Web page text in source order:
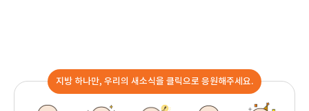
지방 하나만, 우리의 새소식을 클릭으로 응원해주세요.